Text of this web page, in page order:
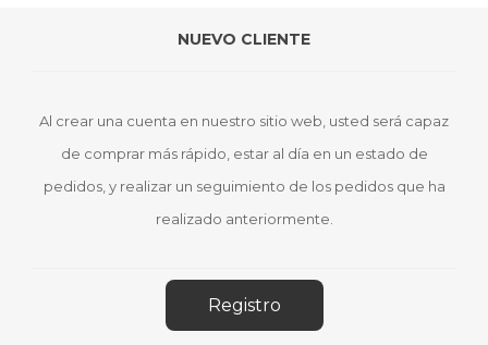
NUEVO CLIENTE
Al crear una cuenta en nuestro sitio web, usted será capaz
de comprar más rápido, estar al día en un estado de
pedidos, y realizar un seguimiento de los pedidos que ha
realizado anteriormente.